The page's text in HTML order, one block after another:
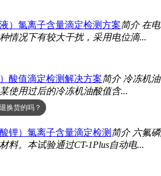
）氯离子含量滴定检测方案简介 在
情况下有较大干扰，采用电位滴...
酸值滴定检测解决方案简介 冷冻机
使用过后的冷冻机油酸值含...
锂）氯离子含量滴定检测 简介 六氟
料。本试验通过CT-1Plus自动电...
换货的吗？